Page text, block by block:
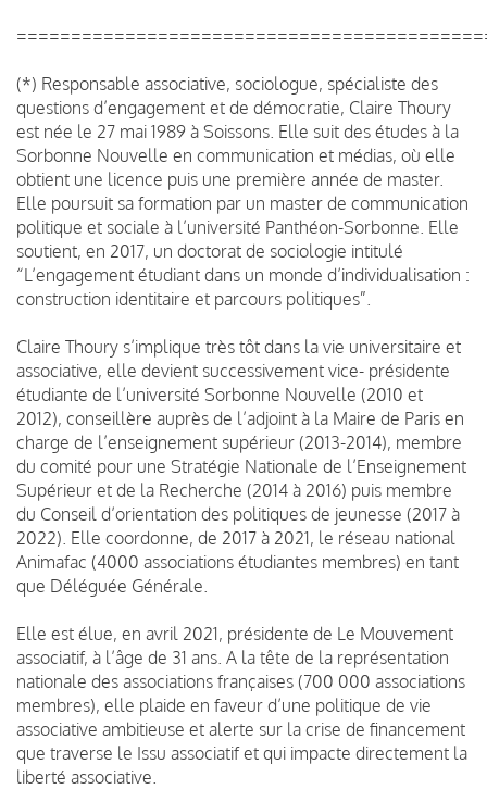
(*) Responsable associative, sociologue, spécialiste des
questions d’engagement et de démocratie, Claire Thoury
est née le 27 mai 1989 à Soissons. Elle suit des études à la
Sorbonne Nouvelle en communication et médias, où elle
obtient une licence puis une première année de master.
Elle poursuit sa formation par un master de communication
politique et sociale à l’université Panthéon-Sorbonne. Elle
soutient, en 2017, un doctorat de sociologie intitulé
“L’engagement étudiant dans un monde d’individualisation :
construction identitaire et parcours politiques”.
Claire Thoury s’implique très tôt dans la vie universitaire et
associative, elle devient successivement vice- présidente
étudiante de l’université Sorbonne Nouvelle (2010 et
2012), conseillère auprès de l’adjoint à la Maire de Paris en
charge de l’enseignement supérieur (2013-2014), membre
du comité pour une Stratégie Nationale de l’Enseignement
Supérieur et de la Recherche (2014 à 2016) puis membre
du Conseil d’orientation des politiques de jeunesse (2017 à
2022). Elle coordonne, de 2017 à 2021, le réseau national
Animafac (4000 associations étudiantes membres) en tant
que Déléguée Générale.
Elle est élue, en avril 2021, présidente de Le Mouvement
associatif, à l’âge de 31 ans. A la tête de la représentation
nationale des associations françaises (700 000 associations
membres), elle plaide en faveur d’une politique de vie
associative ambitieuse et alerte sur la crise de financement
que traverse le Issu associatif et qui impacte directement la
liberté associative.